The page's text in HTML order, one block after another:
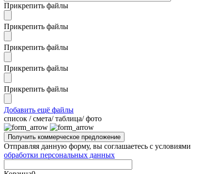
Прикрепить файлы
Прикрепить файлы
Прикрепить файлы
Прикрепить файлы
Прикрепить файлы
Добавить ещё файлы
cписок / смета/ таблица/ фото
Отправляя данную форму, вы соглашаетесь с условиями
обработки персональных данных